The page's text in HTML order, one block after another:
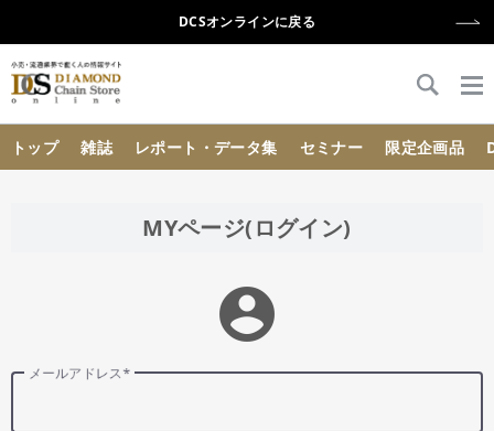
DCSオンラインに戻る
トップ 雑誌 レポート・データ集 セミナー 限定企画品
MYページ(ログイン)
account_circle
メールアドレス